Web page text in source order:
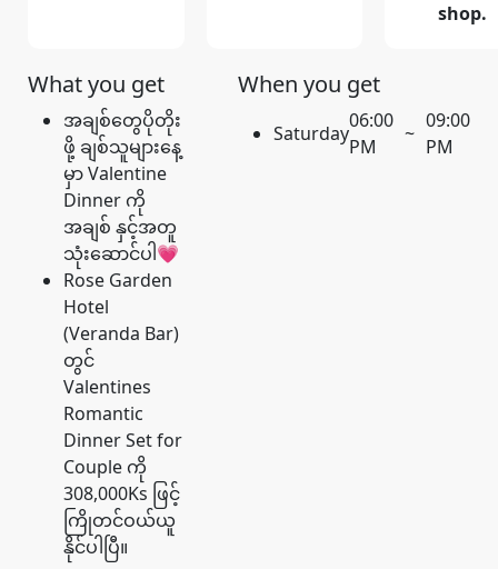
shop.
What you get
အချစ်တွေပိုတိုး
ဖို့ ချစ်သူများနေ့
မှာ Valentine
Dinner ကို
အချစ် နှင့်အတူ
သုံးဆောင်ပါ💗
Rose Garden
Hotel
(Veranda Bar)
တွင်
Valentines
Romantic
Dinner Set for
Couple ကို
308,000Ks ဖြင့်
ကြိုတင်ဝယ်ယူ
နိုင်ပါပြီ။
When you get
Saturday
06:00
PM
~
09:00
PM